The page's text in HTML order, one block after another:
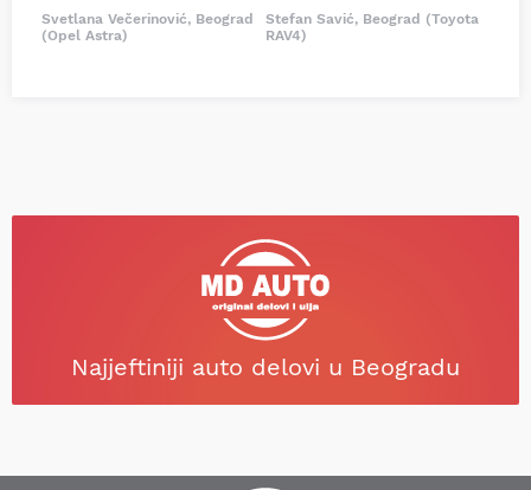
Svetlana Večerinović, Beograd
(Opel Astra)
Stefan Savić, Beograd (Toyota
RAV4)
Najjeftiniji auto delovi u Beogradu